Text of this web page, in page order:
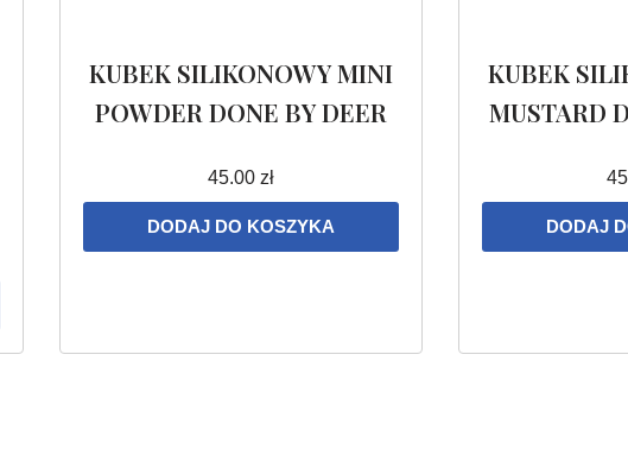
KUBEK SILIKONOWY MINI
POWDER DONE BY DEER
45.00 zł
DODAJ DO KOSZYKA
KUBEK
MUSTARD
DODAJ